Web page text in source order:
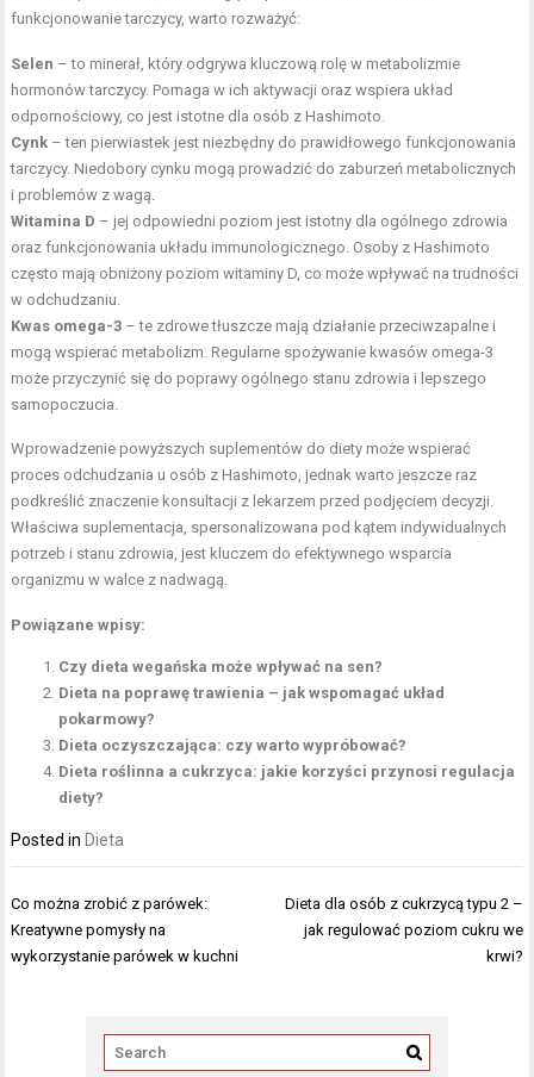
funkcjonowanie tarczycy, warto rozważyć:
Selen – to minerał, który odgrywa kluczową rolę w metabolizmie
hormonów tarczycy. Pomaga w ich aktywacji oraz wspiera układ
odpornościowy, co jest istotne dla osób z Hashimoto.
Cynk – ten pierwiastek jest niezbędny do prawidłowego funkcjonowania
tarczycy. Niedobory cynku mogą prowadzić do zaburzeń metabolicznych
i problemów z wagą.
Witamina D – jej odpowiedni poziom jest istotny dla ogólnego zdrowia
oraz funkcjonowania układu immunologicznego. Osoby z Hashimoto
często mają obniżony poziom witaminy D, co może wpływać na trudności
w odchudzaniu.
Kwas omega-3 – te zdrowe tłuszcze mają działanie przeciwzapalne i
mogą wspierać metabolizm. Regularne spożywanie kwasów omega-3
może przyczynić się do poprawy ogólnego stanu zdrowia i lepszego
samopoczucia.
Wprowadzenie powyższych suplementów do diety może wspierać
proces odchudzania u osób z Hashimoto, jednak warto jeszcze raz
podkreślić znaczenie konsultacji z lekarzem przed podjęciem decyzji.
Właściwa suplementacja, spersonalizowana pod kątem indywidualnych
potrzeb i stanu zdrowia, jest kluczem do efektywnego wsparcia
organizmu w walce z nadwagą.
Powiązane wpisy:
Czy dieta wegańska może wpływać na sen?
Dieta na poprawę trawienia – jak wspomagać układ
pokarmowy?
Dieta oczyszczająca: czy warto wypróbować?
Dieta roślinna a cukrzyca: jakie korzyści przynosi regulacja
diety?
Posted in Dieta
Nawigacja
wpisu
Co można zrobić z parówek:
Kreatywne pomysły na
wykorzystanie parówek w kuchni
Dieta dla osób z cukrzycą typu 2 –
jak regulować poziom cukru we
krwi?